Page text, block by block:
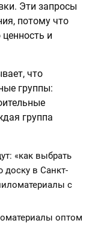
Эти запросы
потому что
и
что
группы:
группа
«как выбрать
доску в Санкт-
с
оптом